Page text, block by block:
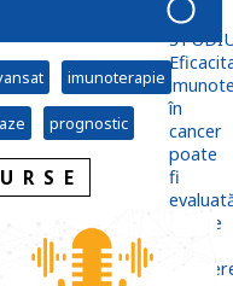
în
cancer
poate
fi
înainte
imunoterapie
prognostic